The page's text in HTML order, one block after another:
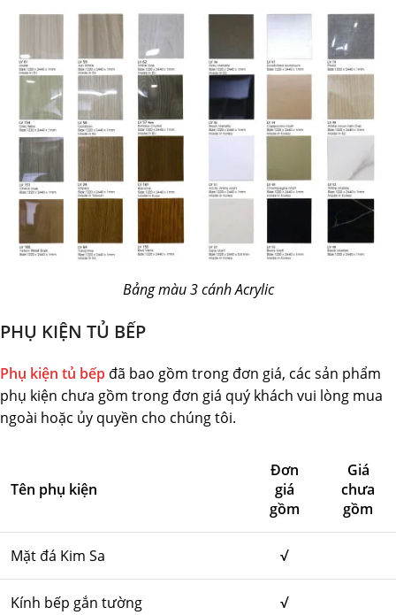
Bảng màu 3 cánh Acrylic
PHỤ KIỆN TỦ BẾP
Phụ kiện tủ bếp đã bao gồm trong đơn giá, các sản phẩm
phụ kiện chưa gồm trong đơn giá quý khách vui lòng mua
ngoài hoặc ủy quyền cho chúng tôi.
Tên phụ kiện
Đơn
giá
gồm
Giá
chưa
gồm
Mặt đá Kim Sa √
Kính bếp gắn tường √